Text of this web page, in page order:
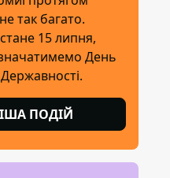
так багато.
15 липня,
День
ПОДІЙ